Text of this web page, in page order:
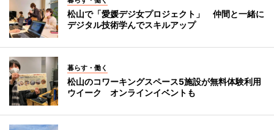
松山で「愛媛デジ女プロジェクト」 仲間と一緒に
デジタル技術学んでスキルアップ
暮らす・働く
松山のコワーキングスペース5施設が無料体験利用
ウイーク オンラインイベントも